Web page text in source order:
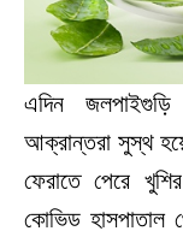
এদিন জলপাইগুড়ি
আক্রান্তরা সুস্থ
ফেরাতে পেরে
কোভিড হাসপাতাল